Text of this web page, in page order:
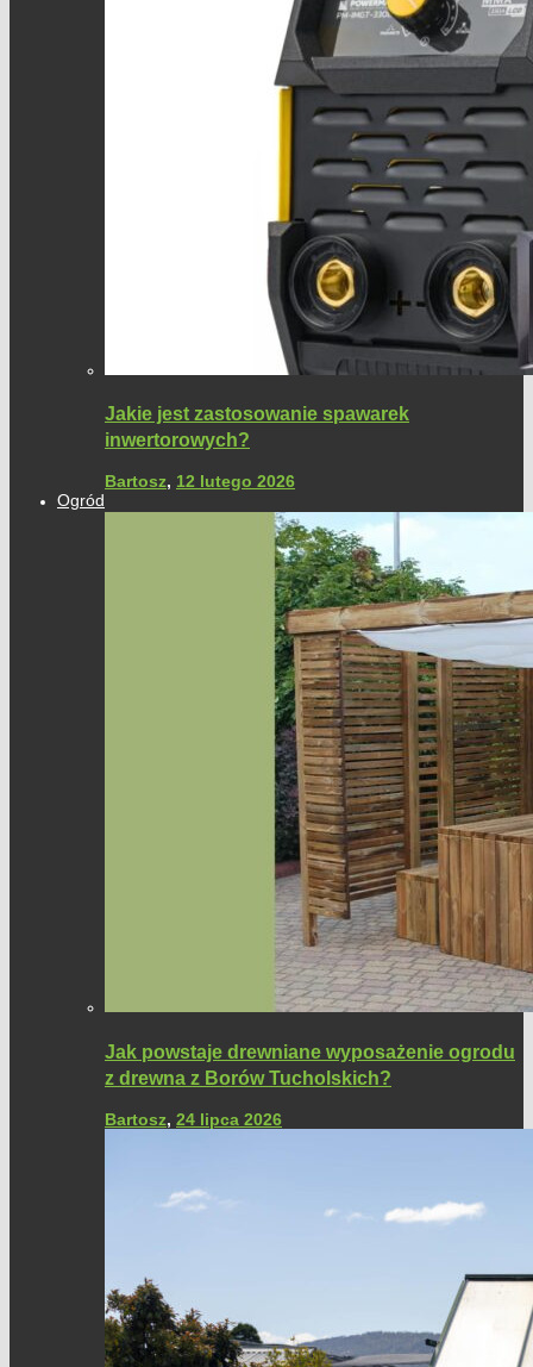
Jakie jest zastosowanie spawarek
inwertorowych?
Bartosz, 12 lutego 2026
Ogród
Jak powstaje drewniane wyposażenie ogrodu
z drewna z Borów Tucholskich?
Bartosz, 24 lipca 2026